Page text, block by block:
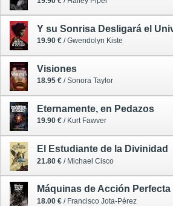
Y su Sonrisa Desligará el
19.90 € / Gwendolyn Kiste
Visiones
18.95 € / Sonora Taylor
Eternamente, en Pedazos
19.90 € / Kurt Fawver
El Estudiante de la Divinidad
21.80 € / Michael Cisco
Máquinas de Acción Perfecta
18.00 € / Francisco Jota-Pérez